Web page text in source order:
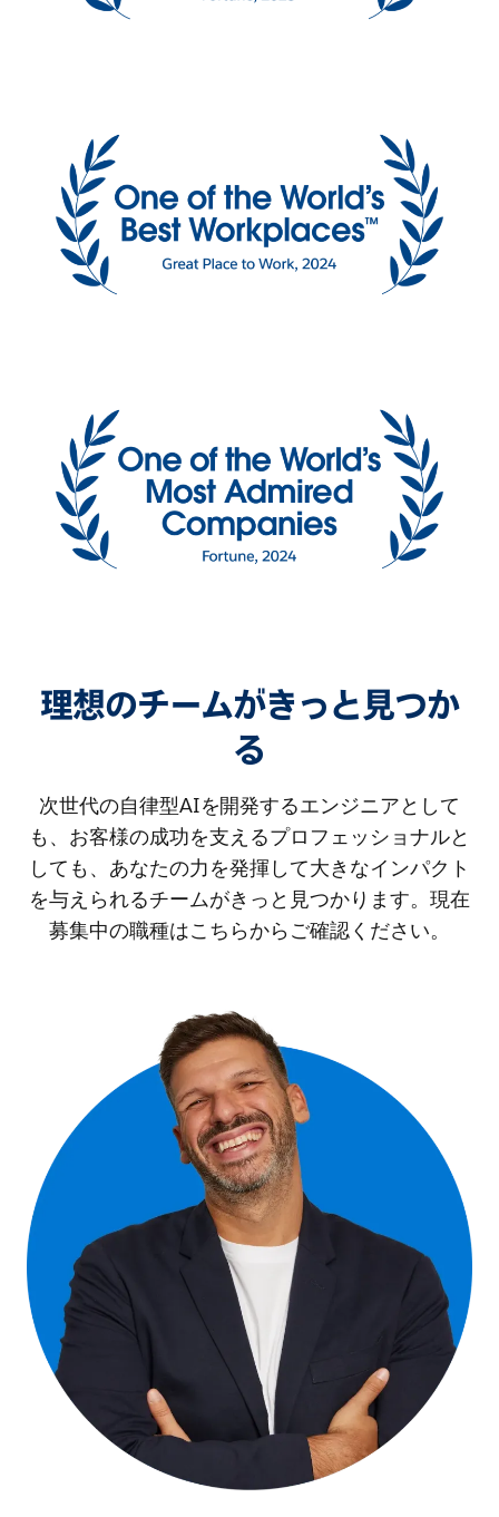
理想のチームがきっと見つか
る
次世代の自律型AIを開発するエンジニアとして
も、お客様の成功を支えるプロフェッショナルと
しても、あなたの力を発揮して大きなインパクト
を与えられるチームがきっと見つかります。現在
募集中の職種はこちらからご確認ください。